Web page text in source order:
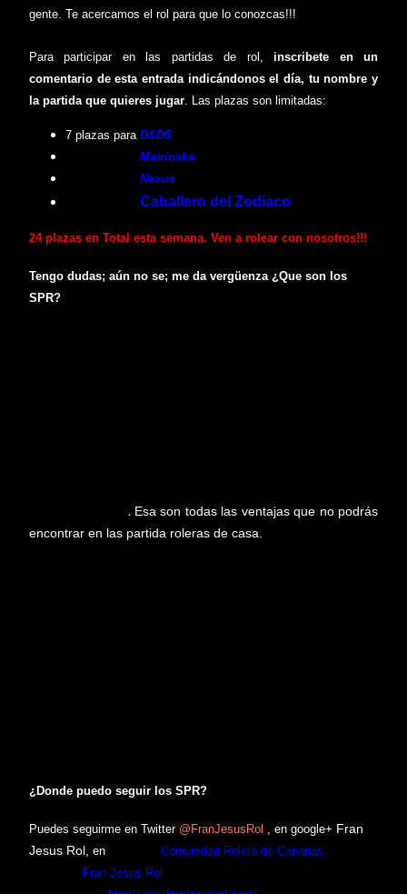
gente. Te acercamos el rol para que lo conozcas!!!
Para participar en las partidas de rol,inscribete en un
comentario de esta entrada indicándonos el día, tu nombre y
la partida que quieres jugar . Las plazas son limitadas:
7 plazas para D&D5
Matrioska
Nexus
Caballero del Zodiaco
24plazas en Total esta semana. Ven a rolear con nosotros!!!
Tengo dudas; aún no se; me da vergüenza ¿Que son los
SPR?
. Esa son todas las ventajas que no podrás
encontrar en las partida roleras de casa.
¿Donde puedo seguir los SPR?
Puedes seguirme en Twitter @ FranJesusRol , en google+ Fran
Jesus Rol, en Comunidad Rolera de Canarias,
Fran Jesus Rol